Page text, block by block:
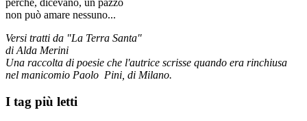
perché, dicevano, un pazzo
non può amare nessuno...
Versi tratti da "La Terra Santa"
di Alda Merini
Una raccolta di poesie che l'autrice scrisse quando era rinchiusa
nel manicomio Paolo Pini, di Milano.
I tag più letti